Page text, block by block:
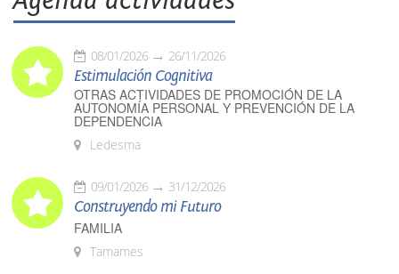
08/01/2026 26/11/2026
Estimulación Cognitiva
OTRAS ACTIVIDADES DE PROMOCIÓN DE LA
AUTONOMÍA PERSONAL Y PREVENCIÓN DE LA
DEPENDENCIA
Ledesma
09/01/2026 31/12/2026
Construyendo mi Futuro
FAMILIA
Tamames